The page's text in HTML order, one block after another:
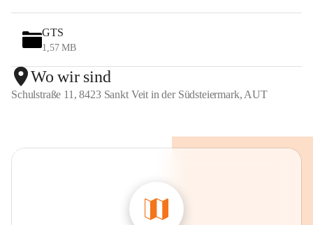
GTS
1,57 MB
Wo wir sind
Schulstraße 11, 8423 Sankt Veit in der Südsteiermark, AUT